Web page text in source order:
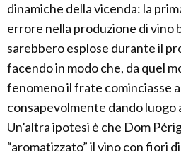
dinamiche della vicenda: la
errore nella produzione di vino
sarebbero esplose durante il
facendo in modo che, da quel
fenomeno il frate cominciasse
consapevolmente dando luogo
Un’altra ipotesi è che Dom
“aromatizzato” il vino con fiori